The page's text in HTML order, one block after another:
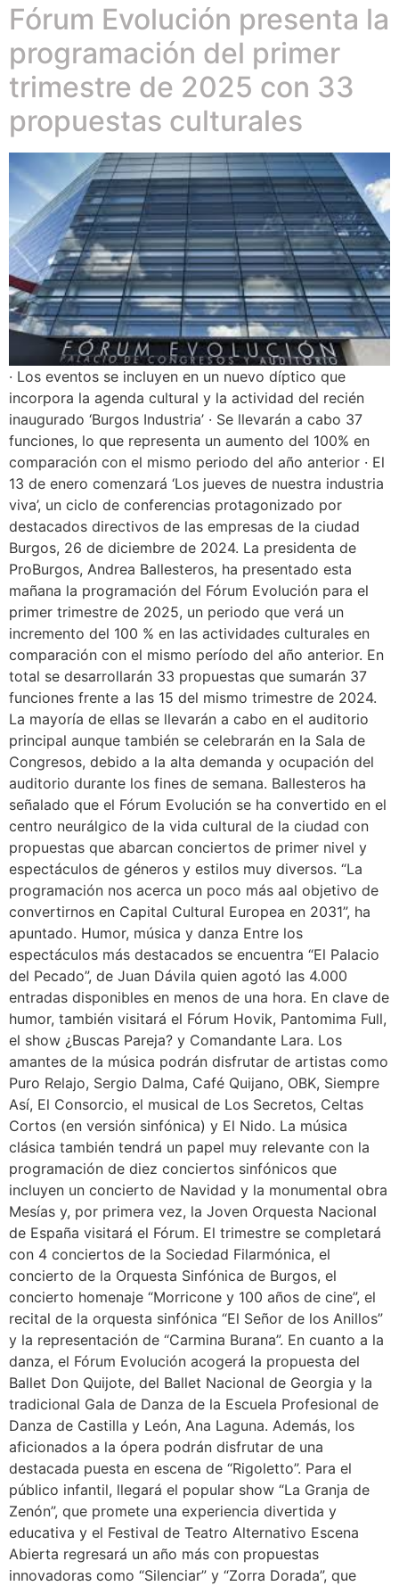
Fórum Evolución presenta la
programación del primer
trimestre de 2025 con 33
propuestas culturales
· Los eventos se incluyen en un nuevo díptico que
incorpora la agenda cultural y la actividad del recién
inaugurado ‘Burgos Industria’ · Se llevarán a cabo 37
funciones, lo que representa un aumento del 100% en
comparación con el mismo periodo del año anterior · El
13 de enero comenzará ‘Los jueves de nuestra industria
viva’, un ciclo de conferencias protagonizado por
destacados directivos de las empresas de la ciudad
Burgos, 26 de diciembre de 2024. La presidenta de
ProBurgos, Andrea Ballesteros, ha presentado esta
mañana la programación del Fórum Evolución para el
primer trimestre de 2025, un periodo que verá un
incremento del 100 % en las actividades culturales en
comparación con el mismo período del año anterior. En
total se desarrollarán 33 propuestas que sumarán 37
funciones frente a las 15 del mismo trimestre de 2024.
La mayoría de ellas se llevarán a cabo en el auditorio
principal aunque también se celebrarán en la Sala de
Congresos, debido a la alta demanda y ocupación del
auditorio durante los fines de semana. Ballesteros ha
señalado que el Fórum Evolución se ha convertido en el
centro neurálgico de la vida cultural de la ciudad con
propuestas que abarcan conciertos de primer nivel y
espectáculos de géneros y estilos muy diversos. “La
programación nos acerca un poco más aal objetivo de
convertirnos en Capital Cultural Europea en 2031”, ha
apuntado. Humor, música y danza Entre los
espectáculos más destacados se encuentra “El Palacio
del Pecado”, de Juan Dávila quien agotó las 4.000
entradas disponibles en menos de una hora. En clave de
humor, también visitará el Fórum Hovik, Pantomima Full,
el show ¿Buscas Pareja? y Comandante Lara. Los
amantes de la música podrán disfrutar de artistas como
Puro Relajo, Sergio Dalma, Café Quijano, OBK, Siempre
Así, El Consorcio, el musical de Los Secretos, Celtas
Cortos (en versión sinfónica) y El Nido. La música
clásica también tendrá un papel muy relevante con la
programación de diez conciertos sinfónicos que
incluyen un concierto de Navidad y la monumental obra
Mesías y, por primera vez, la Joven Orquesta Nacional
de España visitará el Fórum. El trimestre se completará
con 4 conciertos de la Sociedad Filarmónica, el
concierto de la Orquesta Sinfónica de Burgos, el
concierto homenaje “Morricone y 100 años de cine”, el
recital de la orquesta sinfónica “El Señor de los Anillos”
y la representación de “Carmina Burana”. En cuanto a la
danza, el Fórum Evolución acogerá la propuesta del
Ballet Don Quijote, del Ballet Nacional de Georgia y la
tradicional Gala de Danza de la Escuela Profesional de
Danza de Castilla y León, Ana Laguna. Además, los
aficionados a la ópera podrán disfrutar de una
destacada puesta en escena de “Rigoletto”. Para el
público infantil, llegará el popular show “La Granja de
Zenón”, que promete una experiencia divertida y
educativa y el Festival de Teatro Alternativo Escena
Abierta regresará un año más con propuestas
innovadoras como “Silenciar” y “Zorra Dorada”, que